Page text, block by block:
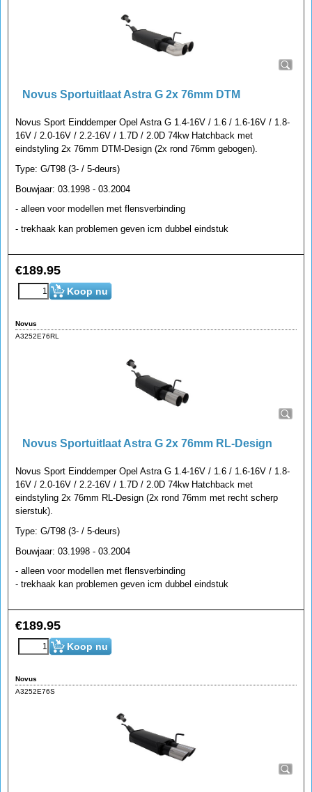
Novus Sportuitlaat Astra G 2x 76mm DTM
Novus Sport Einddemper Opel Astra G 1.4-16V / 1.6 / 1.6-16V / 1.8-
16V / 2.0-16V / 2.2-16V / 1.7D / 2.0D 74kw Hatchback met
eindstyling 2x 76mm DTM-Design (2x rond 76mm gebogen).
Type: G/T98 (3- / 5-deurs)
Bouwjaar: 03.1998 - 03.2004
- alleen voor modellen met flensverbinding
- trekhaak kan problemen geven icm dubbel eindstuk
€189.95
Koop nu
Novus
A3252E76RL
Novus Sportuitlaat Astra G 2x 76mm RL-Design
Novus Sport Einddemper Opel Astra G 1.4-16V / 1.6 / 1.6-16V / 1.8-
16V / 2.0-16V / 2.2-16V / 1.7D / 2.0D 74kw Hatchback met
eindstyling 2x 76mm RL-Design (2x rond 76mm met recht scherp
sierstuk).
Type: G/T98 (3- / 5-deurs)
Bouwjaar: 03.1998 - 03.2004
- alleen voor modellen met flensverbinding
- trekhaak kan problemen geven icm dubbel eindstuk
€189.95
Koop nu
Novus
A3252E76S